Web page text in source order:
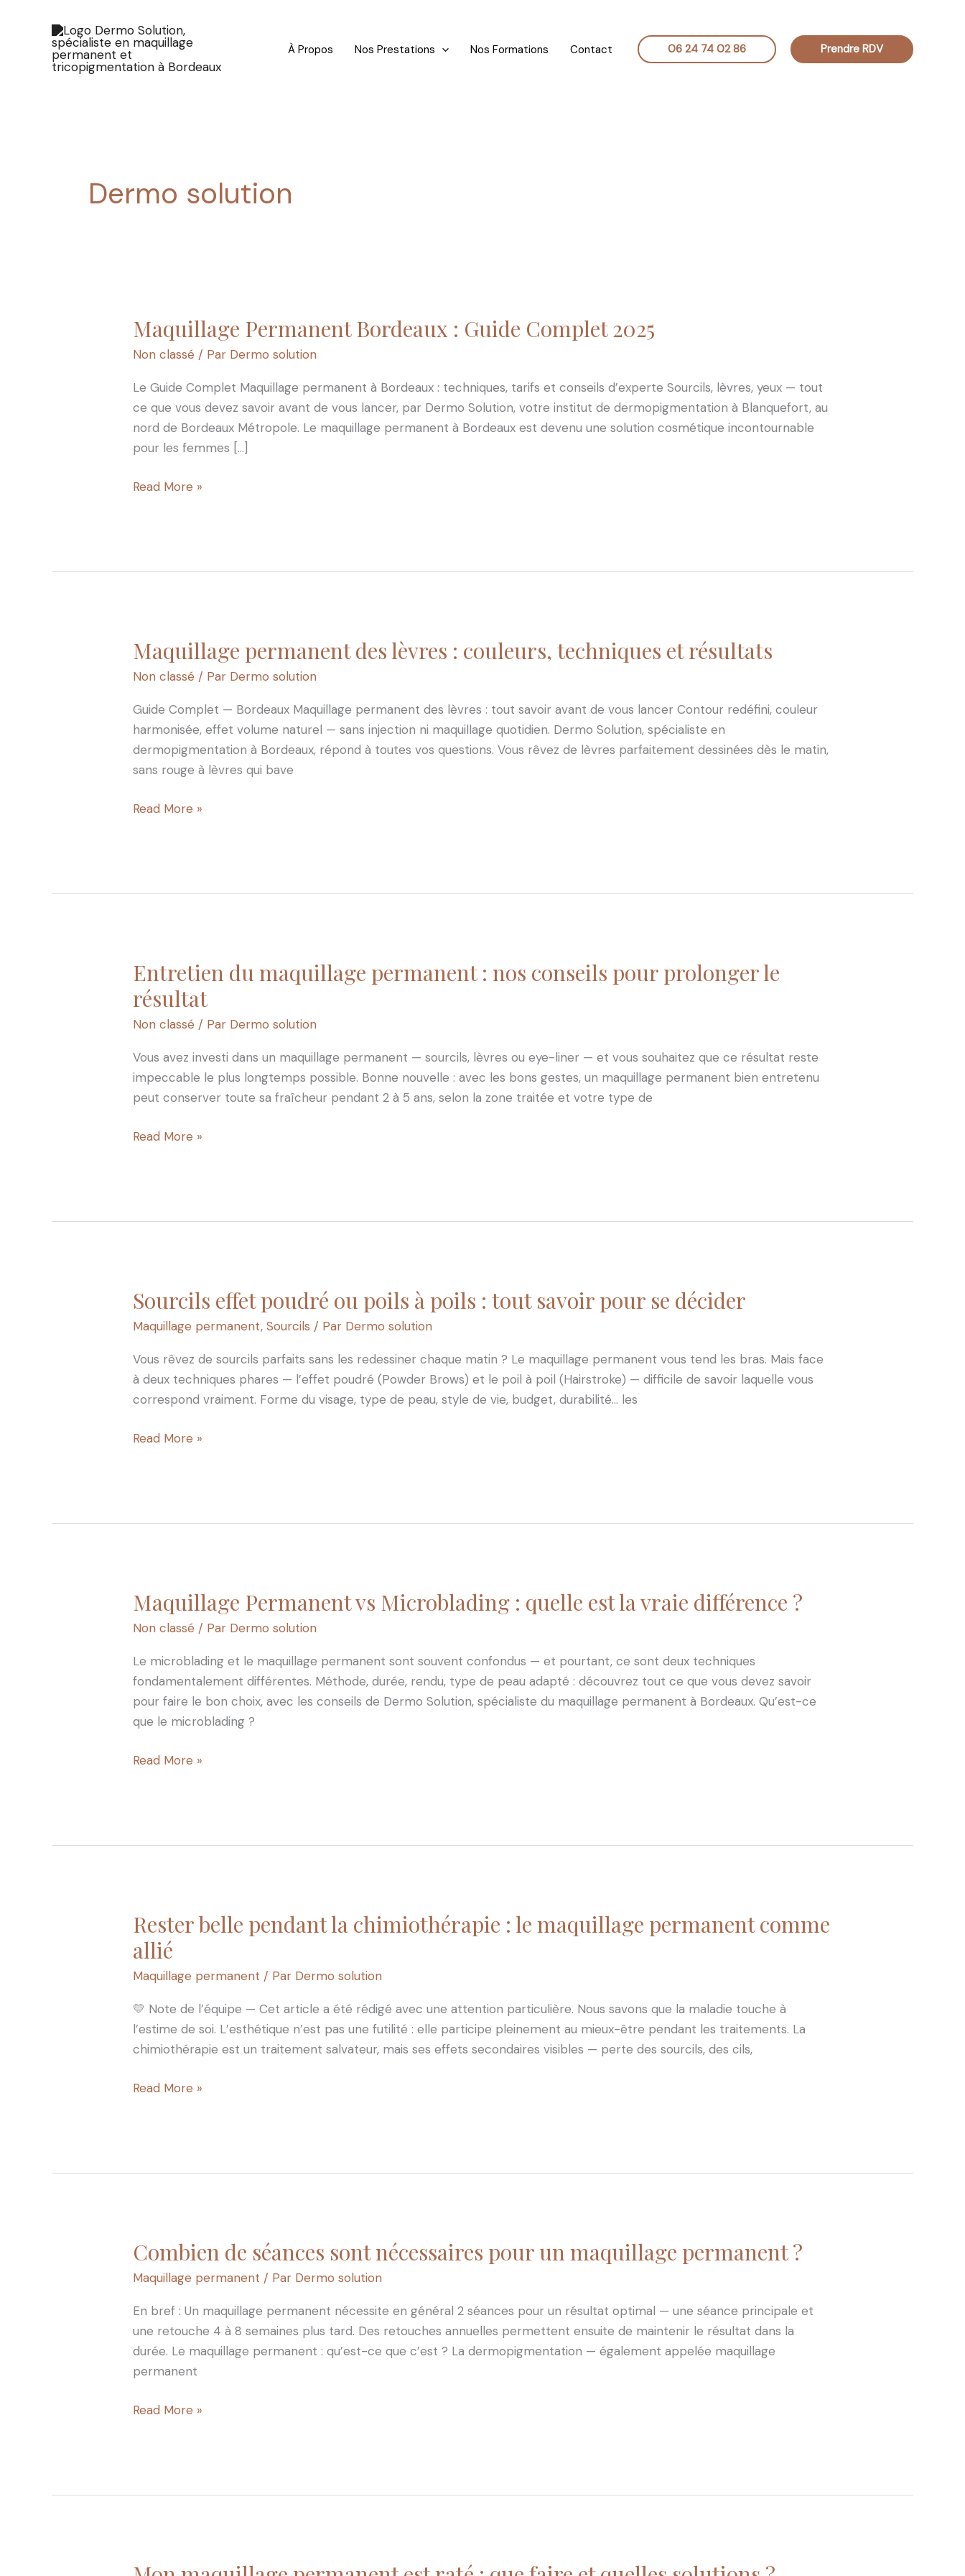
À Propos Nos Prestations Nos Formations Contact 06 24 74 02 86 Prendre RDV
Dermo solution
Maquillage Permanent Bordeaux : Guide Complet 2025
Non classé / Par Dermo solution
Le Guide Complet Maquillage permanent à Bordeaux : techniques, tarifs et conseils d’experte Sourcils, lèvres, yeux — tout
ce que vous devez savoir avant de vous lancer, par Dermo Solution, votre institut de dermopigmentation à Blanquefort, au
nord de Bordeaux Métropole. Le maquillage permanent à Bordeaux est devenu une solution cosmétique incontournable
pour les femmes […]
Maquillage
Permanent
:
Guide
Complet
2025
Read More »
Maquillage permanent des lèvres : couleurs, techniques et résultats
Non classé / Par Dermo solution
Guide Complet — Bordeaux Maquillage permanent des lèvres : tout savoir avant de vous lancer Contour redéfini, couleur
harmonisée, effet volume naturel — sans injection ni maquillage quotidien. Dermo Solution, spécialiste en
dermopigmentation à Bordeaux, répond à toutes vos questions. Vous rêvez de lèvres parfaitement dessinées dès le matin,
sans rouge à lèvres qui bave
Maquillage
permanent
lèvres
:
couleurs,
techniques
résultats
Read More »
Entretien du maquillage permanent : nos conseils pour prolonger le
résultat
Non classé / Par Dermo solution
Vous avez investi dans un maquillage permanent — sourcils, lèvres ou eye-liner — et vous souhaitez que ce résultat reste
impeccable le plus longtemps possible. Bonne nouvelle : avec les bons gestes, un maquillage permanent bien entretenu
peut conserver toute sa fraîcheur pendant 2 à 5 ans, selon la zone traitée et votre type de
Entretien
maquillage
permanent
:
nos
conseils
pour
prolonger
Read More »
Sourcils effet poudré ou poils à poils : tout savoir pour se décider
Maquillage permanent,Sourcils / Par Dermo solution
Vous rêvez de sourcils parfaits sans les redessiner chaque matin ? Le maquillage permanent vous tend les bras. Mais face
à deux techniques phares — l’effet poudré (Powder Brows) et le poil à poil (Hairstroke) — difficile de savoir laquelle vous
correspond vraiment. Forme du visage, type de peau, style de vie, budget, durabilité… les
Sourcils
poudré
ou
poils
à
:Read More »
Maquillage Permanent vs Microblading : quelle est la vraie différence ?
Non classé / Par Dermo solution
Le microblading et le maquillage permanent sont souvent confondus — et pourtant, ce sont deux techniques
fondamentalement différentes. Méthode, durée, rendu, type de peau adapté : découvrez tout ce que vous devez savoir
pour faire le bon choix, avec les conseils de Dermo Solution, spécialiste du maquillage permanent à Bordeaux. Qu’est-ce
que le microblading ?
Maquillage
Permanent
Microblading
:
quelle
est
vraie
Read More »
Rester belle pendant la chimiothérapie : le maquillage permanent comme
allié
Maquillage permanent / Par Dermo solution
💛 Note de l’équipe — Cet article a été rédigé avec une attention particulière. Nous savons que la maladie touche à
l’estime de soi. L’esthétique n’est pas une futilité : elle participe pleinement au mieux-être pendant les traitements. La
chimiothérapie est un traitement salvateur, mais ses effets secondaires visibles — perte des sourcils, des cils,
Rester
belle
pendant
la
chimiothérapie
:
le
permanent
Read More »
Combien de séances sont nécessaires pour un maquillage permanent ?
Maquillage permanent / Par Dermo solution
En bref : Un maquillage permanent nécessite en général 2 séances pour un résultat optimal — une séance principale et
une retouche 4 à 8 semaines plus tard. Des retouches annuelles permettent ensuite de maintenir le résultat dans la
durée. Le maquillage permanent : qu’est-ce que c’est ? La dermopigmentation — également appelée maquillage
permanent
Combien
séances
sont
nécessaires
pour
un
permanent
Read More »
Mon